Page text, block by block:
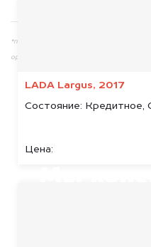
LADA Largus, 2017
Состояние: Кредитное,
Цена:
*принадлежит компании Meta Platforms,
организацией и запрещённой на